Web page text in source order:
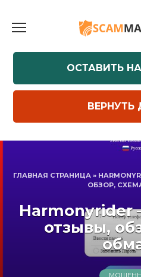
содержанию
ОСТАВИТЬ
ВЕРНУТЬ
ГЛАВНАЯ СТРАНИЦА »
ОБЗОР,
Harmonyrider
отзывы,